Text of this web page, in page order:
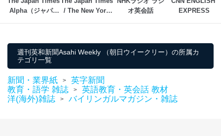
東京都渋谷区南平台町16-11
株式会社富士山マガジンサービス
代表取締役会長 西野 伸一郎
個人情報保護管理者: 経営管理グループディレクター 前
田 嘉也
Alpha（ジャパン
/ The New York
オ英会話
EXPRESS
週刊英和新聞Asahi Weekly （朝日ウイークリー）の所属カ
テゴリ一覧
新聞・業界紙 >
英字新聞
教育・語学 雑誌
>
英語教育・英会話 教材
洋(海外)雑誌
> バイリンガルマガジン・雑誌